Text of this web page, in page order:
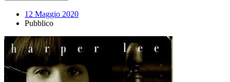
12 Maggio 2020
Pubblico